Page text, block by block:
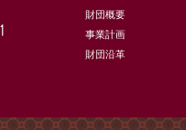
財団概要
事業計画
財団沿革